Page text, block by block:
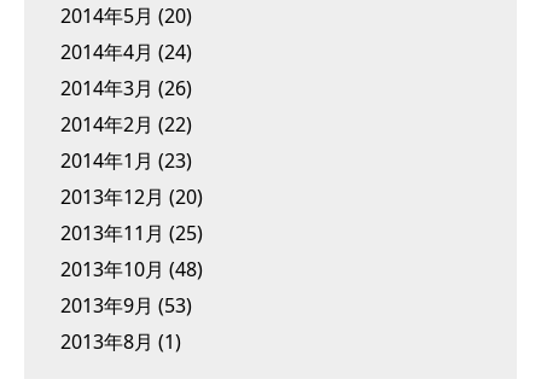
2014年5月 (20)
2014年4月 (24)
2014年3月 (26)
2014年2月 (22)
2014年1月 (23)
2013年12月 (20)
2013年11月 (25)
2013年10月 (48)
2013年9月 (53)
2013年8月 (1)